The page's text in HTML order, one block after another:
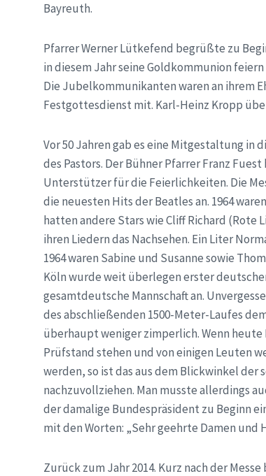
Bayreuth.
Pfarrer Werner Lütkefend begrüßte zu
in diesem Jahr seine Goldkommunion
Die Jubelkommunikanten waren an ihrem
Festgottesdienst mit. Karl-Heinz Kropp
Vor 50 Jahren gab es eine Mitgestaltung in
des Pastors. Der Bühner Pfarrer Franz
Unterstützer für die Feierlichkeiten. Die
die neuesten Hits der Beatles an. 1964
hatten andere Stars wie Cliff Richard
ihren Liedern das Nachsehen. Ein Liter
1964 waren Sabine und Susanne sowie
Köln wurde weit überlegen erster
gesamtdeutsche Mannschaft an.
des abschließenden 1500-Meter-Laufes
überhaupt weniger zimperlich. Wenn
Prüfstand stehen und von einigen Leuten
werden, so ist das aus dem Blickwinkel der
nachzuvollziehen. Man musste allerdings
der damalige Bundespräsident zu Beginn
mit den Worten: „Sehr geehrte Damen und
Zurück zum Jahr 2014. Kurz nach der